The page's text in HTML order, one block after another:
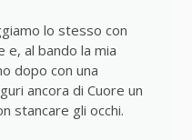
lo stesso con
e, al bando la mia
dopo con una
ancora di Cuore un
stancare gli occhi.